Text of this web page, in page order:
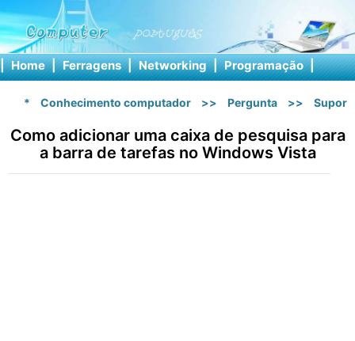
| Home | Ferragens | Networking | Programação |
* Conhecimento computador >> Pergunta >>
Como adicionar uma caixa de pesquisa para
a barra de tarefas no Windows Vista